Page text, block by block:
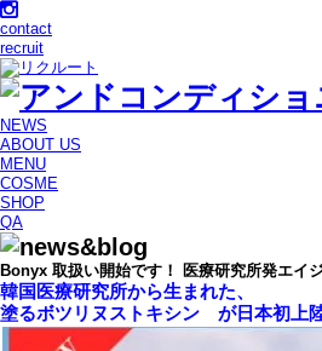
contact
recruit
NEWS
ABOUT US
MENU
COSME
SHOP
QA
Bonyx 取扱い開始です！ 医療研究所発エイ
韓国医療研究所から生まれた、
塗るボツリヌストキシン が日本初上陸